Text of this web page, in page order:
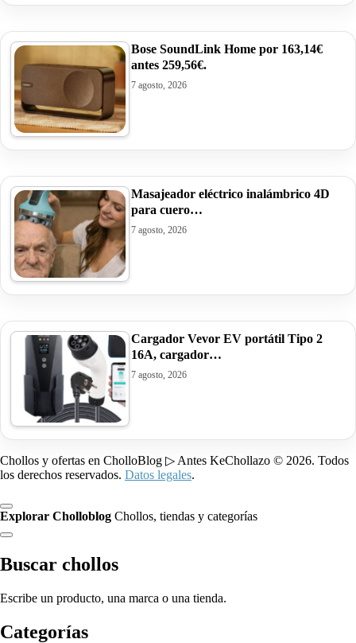
Bose SoundLink Home por 163,14€
antes 259,56€.
7 agosto, 2026
Masajeador eléctrico inalámbrico 4D
para cuero…
7 agosto, 2026
Cargador Vevor EV portátil Tipo 2
16A, cargador…
7 agosto, 2026
Chollos y ofertas en CholloBlog ▷ Antes KeChollazo © 2026. Todos
los derechos reservados. Datos legales.
Explorar Cholloblog Chollos, tiendas y categorías
Buscar chollos
Escribe un producto, una marca o una tienda.
Categorías